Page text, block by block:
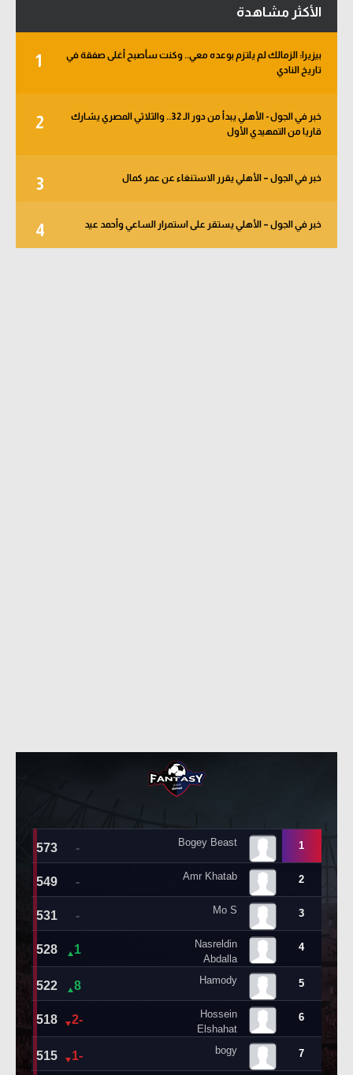
الأكثر مشاهدة
1
بيزيرا: الزمالك لم يلتزم بوعده معي.. وكنت سأصبح أغلى صفقة في
تاريخ النادي
2
خبر في الجول - الأهلي يبدأ من دور الـ 32.. والثلاثي المصري يشارك
قاريا من التمهيدي الأول
3 خبر في الجول – الأهلي يقرر الاستنغاء عن عمر كمال
4 خبر في الجول – الأهلي يستقر على استمرار الساعي وأحمد عيد